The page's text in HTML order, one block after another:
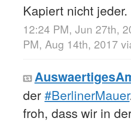
Kapiert nicht jeder.
12:24 PM, Jun 27th,
PM, Aug 14th, 2017
der#BerlinerMauer
froh, dass wir in